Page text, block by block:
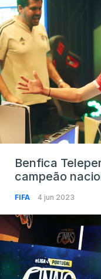
Benfica
campeão
FIFA 4 jun 2023